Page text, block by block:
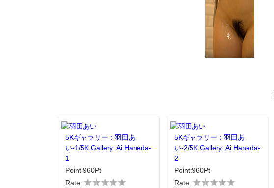
5Kギャラリー：羽田あ
い-1/5K Gallery: Ai Haneda-
1
Point:960Pt
Rate:
5Kギャラリー：羽田あ
い-2/5K Gallery: Ai Haneda-
2
Point:960Pt
Rate: